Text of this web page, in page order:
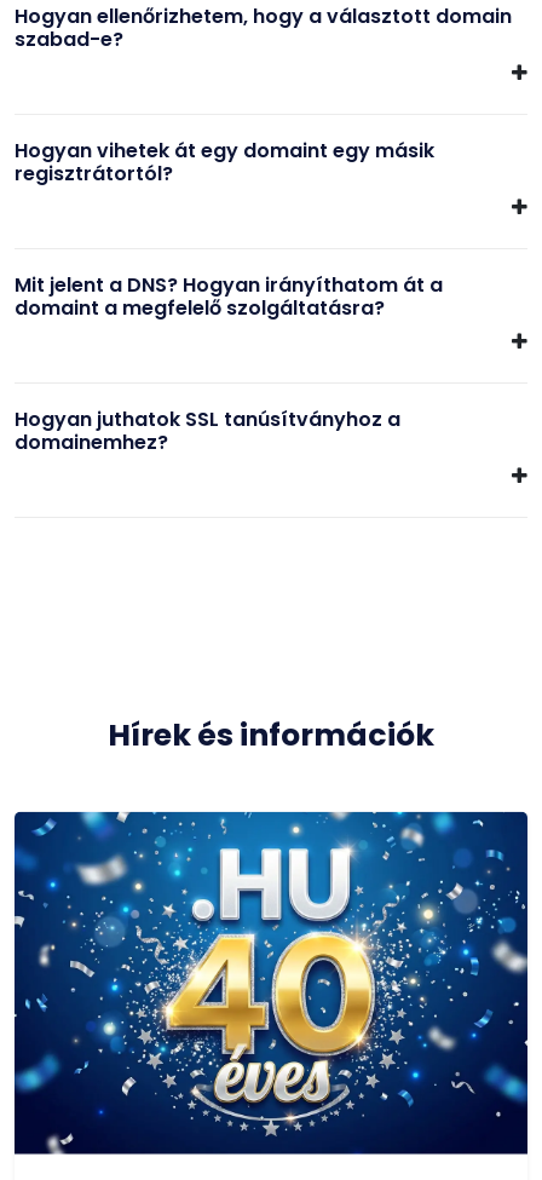
Hogyan ellenőrizhetem, hogy a választott domain
szabad-e?
Hogyan vihetek át egy domaint egy másik
regisztrátortól?
Mit jelent a DNS? Hogyan irányíthatom át a
domaint a megfelelő szolgáltatásra?
Hogyan juthatok SSL tanúsítványhoz a
domainemhez?
Hírek és információk